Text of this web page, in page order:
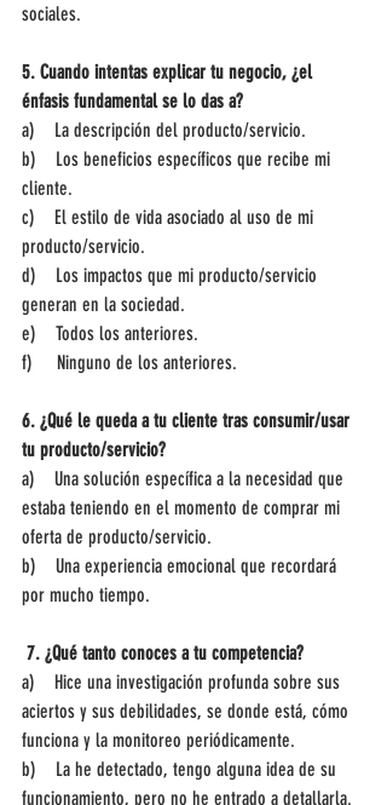
sociales.
5. Cuando intentas explicar tu negocio, ¿el
énfasis fundamental se lo das a?
a)    La descripción del producto/servicio.
b)    Los beneficios específicos que recibe mi
cliente.
c)    El estilo de vida asociado al uso de mi
producto/servicio.
d)    Los impactos que mi producto/servicio
generan en la sociedad.
e)    Todos los anteriores.
f)     Ninguno de los anteriores.
6. ¿Qué le queda a tu cliente tras consumir/usar
tu producto/servicio?
a)    Una solución específica a la necesidad que
estaba teniendo en el momento de comprar mi
oferta de producto/servicio.
b)    Una experiencia emocional que recordará
por mucho tiempo.
7. ¿Qué tanto conoces a tu competencia?
a)    Hice una investigación profunda sobre sus
aciertos y sus debilidades, se donde está, cómo
funciona y la monitoreo periódicamente.
b)    La he detectado, tengo alguna idea de su
funcionamiento, pero no he entrado a detallarla.